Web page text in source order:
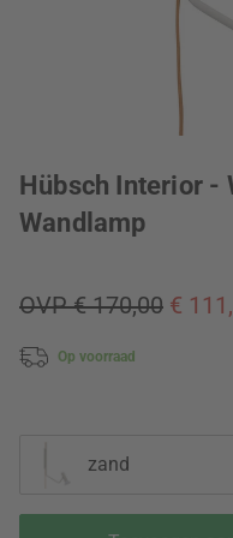
Hübsch Interior -
Wandlamp
OVP € 170,00 €
Op voorraad
zand